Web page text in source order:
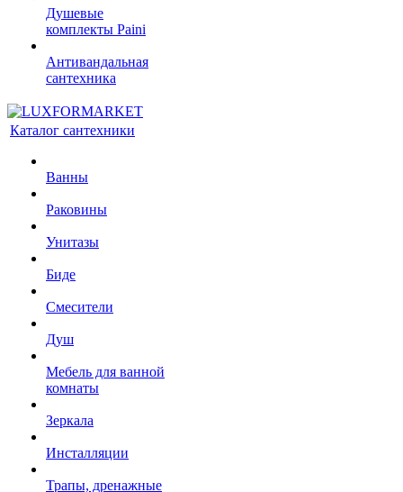
Душевые
комплекты Paini
Антивандальная
сантехника
Каталог сантехники
Ванны
Раковины
Унитазы
Биде
Смесители
Душ
Мебель для ванной
комнаты
Зеркала
Инсталляции
Трапы, дренажные